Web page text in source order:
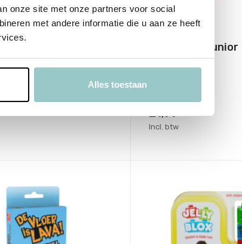
onze site met onze partners voor social
met andere informatie die u aan ze heeft
Alles toestaan
Sequence Junior
Deliverytime
21,99
Incl. btw